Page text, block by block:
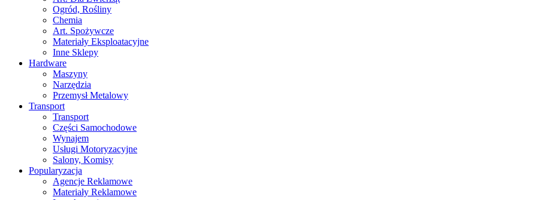
Ogród, Rośliny
Chemia
Art. Spożywcze
Materiały Eksploatacyjne
Inne Sklepy
Hardware
Maszyny
Narzędzia
Przemysł Metalowy
Transport
Transport
Części Samochodowe
Wynajem
Usługi Motoryzacyjne
Salony, Komisy
Popularyzacja
Agencje Reklamowe
Materiały Reklamowe